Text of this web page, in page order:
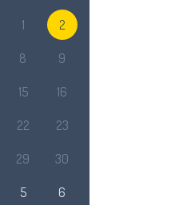
1 2
8 9
15 16
22 23
29 30
5 6